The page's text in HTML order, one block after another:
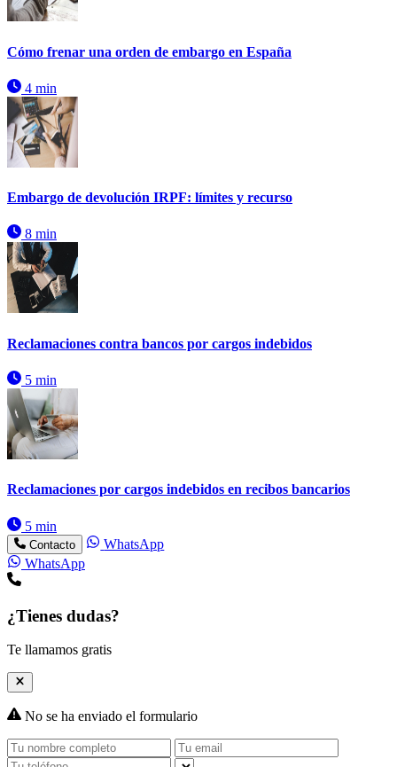
Cómo frenar una orden de embargo en España
4 min
Embargo de devolución IRPF: límites y recurso
8 min
Reclamaciones contra bancos por cargos indebidos
5 min
Reclamaciones por cargos indebidos en recibos bancarios
5 min
Contacto
WhatsApp
WhatsApp
¿Tienes dudas?
Te llamamos gratis
No se ha enviado el formulario